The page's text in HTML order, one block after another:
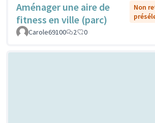
Aménager une aire de
fitness en ville (parc)
Non
Carole69100
2 0